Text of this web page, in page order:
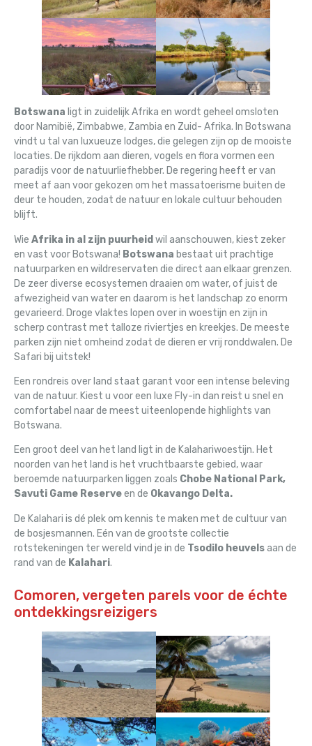
Botswana ligt in zuidelijk Afrika en wordt geheel omsloten
door Namibië, Zimbabwe, Zambia en Zuid- Afrika. In Botswana
vindt u tal van luxueuze lodges, die gelegen zijn op de mooiste
locaties. De rijkdom aan dieren, vogels en flora vormen een
paradijs voor de natuurliefhebber. De regering heeft er van
meet af aan voor gekozen om het massatoerisme buiten de
deur te houden, zodat de natuur en lokale cultuur behouden
blijft.
Wie Afrika in al zijn puurheid wil aanschouwen, kiest zeker
en vast voor Botswana! Botswana bestaat uit prachtige
natuurparken en wildreservaten die direct aan elkaar grenzen.
De zeer diverse ecosystemen draaien om water, of juist de
afwezigheid van water en daarom is het landschap zo enorm
gevarieerd. Droge vlaktes lopen over in woestijn en zijn in
scherp contrast met talloze riviertjes en kreekjes. De meeste
parken zijn niet omheind zodat de dieren er vrij ronddwalen. De
Safari bij uitstek!
Een rondreis over land staat garant voor een intense beleving
van de natuur. Kiest u voor een luxe Fly-in dan reist u snel en
comfortabel naar de meest uiteenlopende highlights van
Botswana.
Een groot deel van het land ligt in de Kalahariwoestijn. Het
noorden van het land is het vruchtbaarste gebied, waar
beroemde natuurparken liggen zoals Chobe National Park,
Savuti Game Reserveen de Okavango Delta.
De Kalahari is dé plek om kennis te maken met de cultuur van
de bosjesmannen. Eén van de grootste collectie
rotstekeningen ter wereld vind je in de Tsodilo heuvelsaan de
rand van de Kalahari.
Comoren, vergeten parels voor de échte
ontdekkingsreizigers